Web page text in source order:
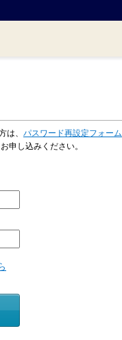
は、 パスワード再設定フォーム
申し込みください。